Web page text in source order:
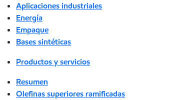
Aplicaciones industriales
Energía
Empaque
Bases sintéticas
Productos y servicios
Resumen
Olefinas superiores ramificadas